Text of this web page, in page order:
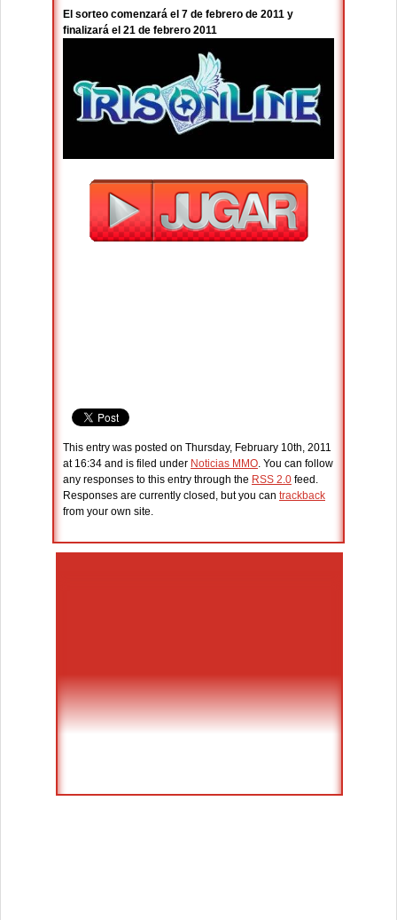
El sorteo comenzará el 7 de febrero de 2011 y
finalizará el 21 de febrero 2011
This entry was posted on Thursday, February 10th, 2011
at 16:34 and is filed under Noticias MMO . You can follow
any responses to this entry through the RSS 2.0 feed.
Responses are currently closed, but you can trackback
from your own site.